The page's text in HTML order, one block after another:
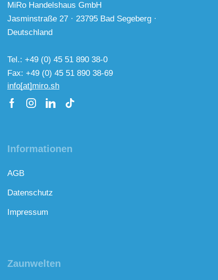
MiRo Handelshaus GmbH
Jasminstraße 27 · 23795 Bad Segeberg ·
Deutschland
Tel.: +49 (0) 45 51 890 38-0
Fax: +49 (0) 45 51 890 38-69
info[at]miro.sh
Informationen
AGB
Datenschutz
Impressum
Zaunwelten